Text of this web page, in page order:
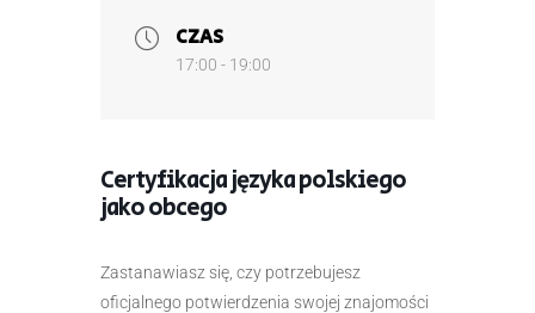
CZAS
17:00 - 19:00
Certyfikacja języka polskiego
jako obcego
Zastanawiasz się, czy potrzebujesz
oficjalnego potwierdzenia swojej znajomości